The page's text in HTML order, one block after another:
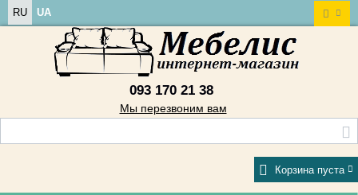
RU UA
093 170 21 38
Мы перезвоним вам
Корзина пуста